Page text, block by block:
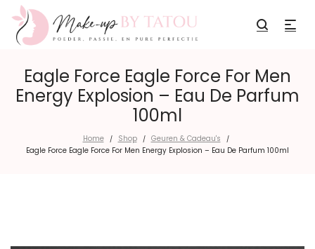
Eagle Force Eagle Force For Men
Energy Explosion – Eau De Parfum
100ml
Home / Shop / Geuren & Cadeau's /
Eagle Force Eagle Force For Men Energy Explosion – Eau De Parfum 100ml